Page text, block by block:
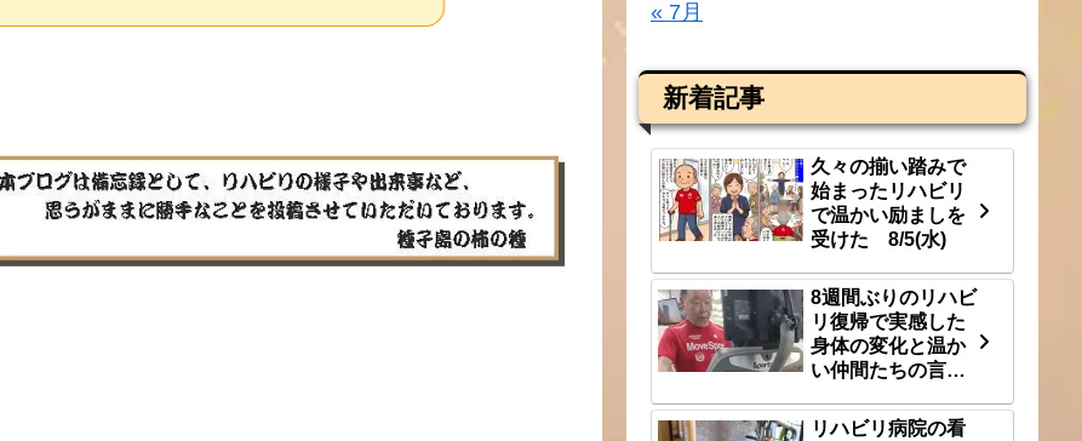
« 7月
新着記事
久々の揃い踏みで
始まったリハビリ
で温かい励ましを
受けた 8/5(水)
8週間ぶりのリハビ
リ復帰で実感した
身体の変化と温か
い仲間たちの言
リハビリ病院の看